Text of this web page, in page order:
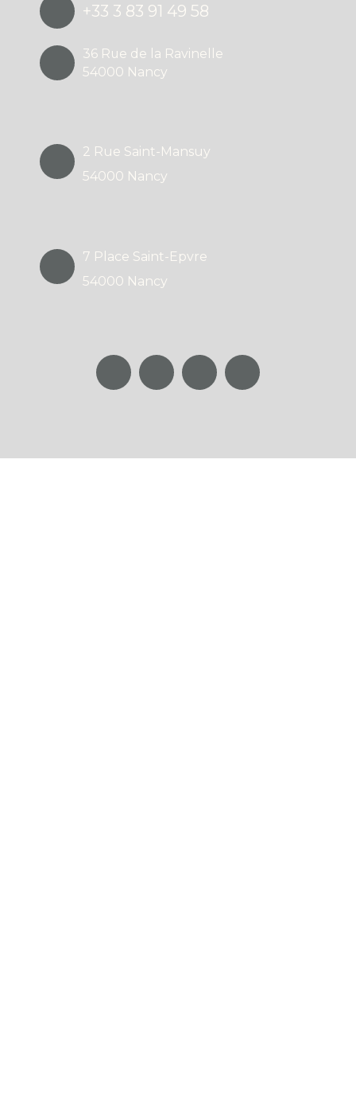
+33 3 83 91 49 58
36 Rue de la Ravinelle
54000 Nancy
2 Rue Saint-Mansuy
54000 Nancy
7 Place Saint-Epvre
54000 Nancy